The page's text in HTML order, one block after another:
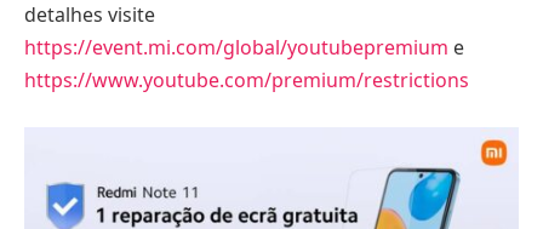
detalhes visite
https://event.mi.com/global/youtubepremium e
https://www.youtube.com/premium/restrictions